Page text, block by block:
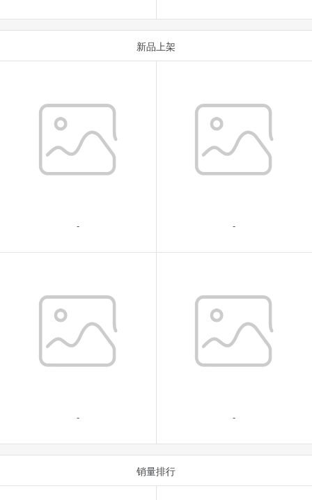
新品上架
- -
- -
销量排行